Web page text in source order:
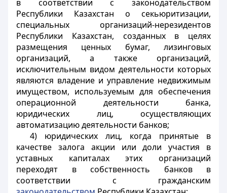
в соответствии с законодательством
Республики Казахстан о секьюритизации,
специальных организаций-нерезидентов
Республики Казахстан, созданных в целях
размещения ценных бумаг, лизинговых
организаций, а также организаций,
исключительным видом деятельности которых
являются владение и управление недвижимым
имуществом, используемым для обеспечения
операционной деятельности банка,
юридических лиц, осуществляющих
автоматизацию деятельности банков;
4) юридических лиц, когда принятые в
качестве залога акции или доли участия в
уставных капиталах этих организаций
переходят в собственность банков в
соответствии с гражданским